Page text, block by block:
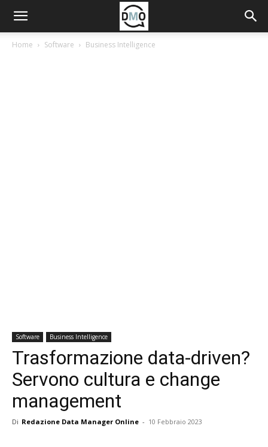
Home Software Business Intelligence
Software Business Intelligence
Trasformazione data-driven?
Servono cultura e change
management
Di Redazione Data Manager Online - 10 Febbraio 2023